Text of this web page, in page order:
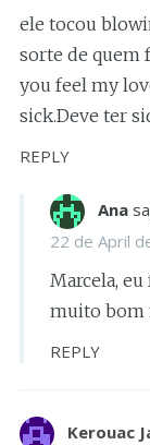
ele tocou
sorte de quem
you feel my
sick.Deve ter
REPLY
Ana
22 de April
Marcela,
muito bom
REPLY
Kerouac